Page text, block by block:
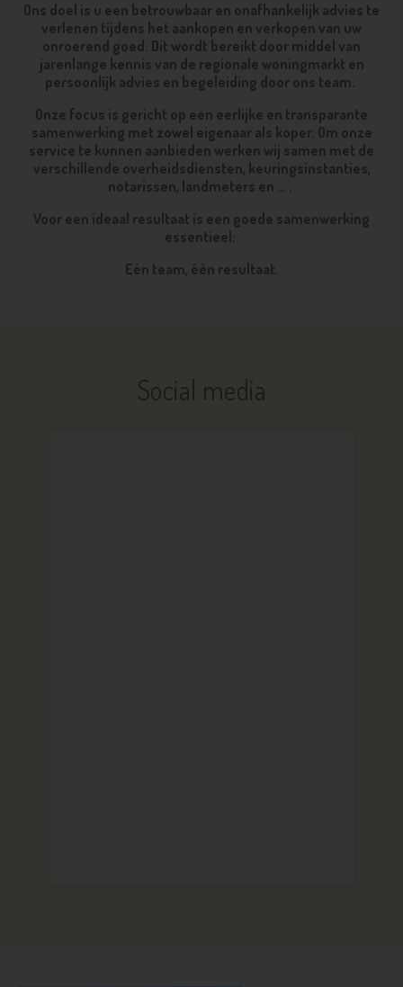
Ons doel is u een betrouwbaar en onafhankelijk advies te
verlenen tijdens het aankopen en verkopen van uw
onroerend goed. Dit wordt bereikt door middel van
jarenlange kennis van de regionale woningmarkt en
persoonlijk advies en begeleiding door ons team.
Onze focus is gericht op een eerlijke en transparante
samenwerking met zowel eigenaar als koper. Om onze
service te kunnen aanbieden werken wij samen met de
verschillende overheidsdiensten, keuringsinstanties,
notarissen, landmeters en … .
Voor een ideaal resultaat is een goede samenwerking
essentieel:
Eén team, één resultaat.
Social media